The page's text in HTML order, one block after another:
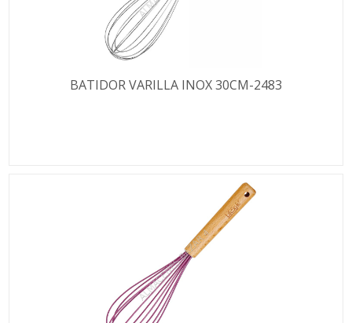
BATIDOR VARILLA INOX 30CM-2483